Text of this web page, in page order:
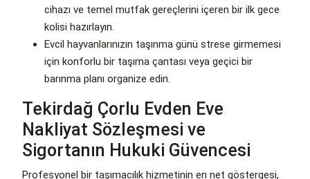
cihazı ve temel mutfak gereçlerini içeren bir ilk gece
kolisi hazırlayın.
Evcil hayvanlarınızın taşınma günü strese girmemesi
için konforlu bir taşıma çantası veya geçici bir
barınma planı organize edin.
Tekirdağ Çorlu Evden Eve
Nakliyat Sözleşmesi ve
Sigortanın Hukuki Güvencesi
Profesyonel bir taşımacılık hizmetinin en net göstergesi,